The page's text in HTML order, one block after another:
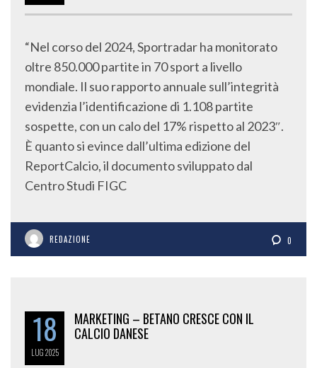
oltre 850.000 partite in 70 sport a livello
mondiale. Il suo rapporto annuale sull’integrità
evidenzia l’identificazione di 1.108 partite
sospette, con un calo del 17% rispetto al 2023″.
È quanto si evince dall’ultima edizione del
ReportCalcio, il documento sviluppato dal
Centro Studi FIGC
18
LUG 2025
CALCIO DANESE